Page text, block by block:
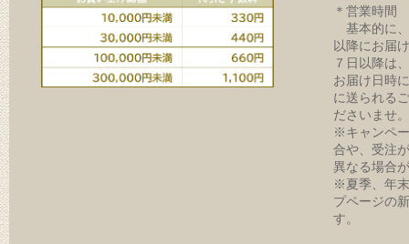
＊営業時間
基本的に
以降にお届
７日以降は
お届け日時
に送られる
ださいませ。
※キャンペ
合や、受注
異なる場合
※夏季、年
プページの
す。